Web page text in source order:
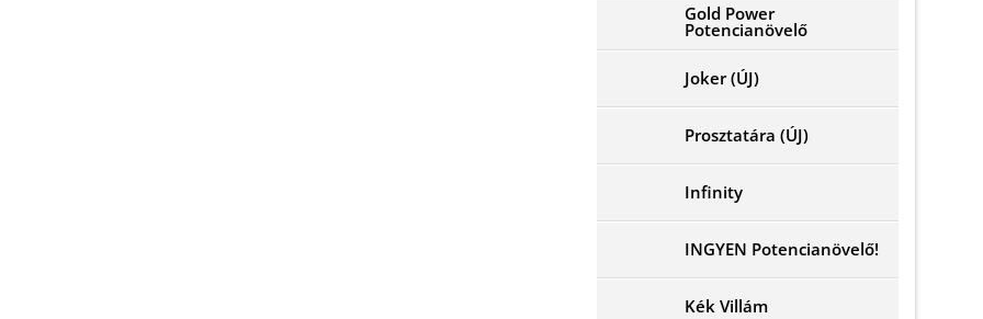
Gold Power
Potencianövelő
Joker (ÚJ)
Prosztatára (ÚJ)
Infinity
INGYEN Potencianövelő!
Kék Villám